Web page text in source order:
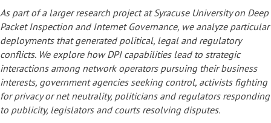
As part of a larger research project at Syracuse University on Deep
Packet Inspection and Internet Governance, we analyze particular
deployments that generated political, legal and regulatory
conflicts. We explore how DPI capabilities lead to strategic
interactions among network operators pursuing their business
interests, government agencies seeking control, activists fighting
for privacy or net neutrality, politicians and regulators responding
to publicity, legislators and courts resolving disputes.